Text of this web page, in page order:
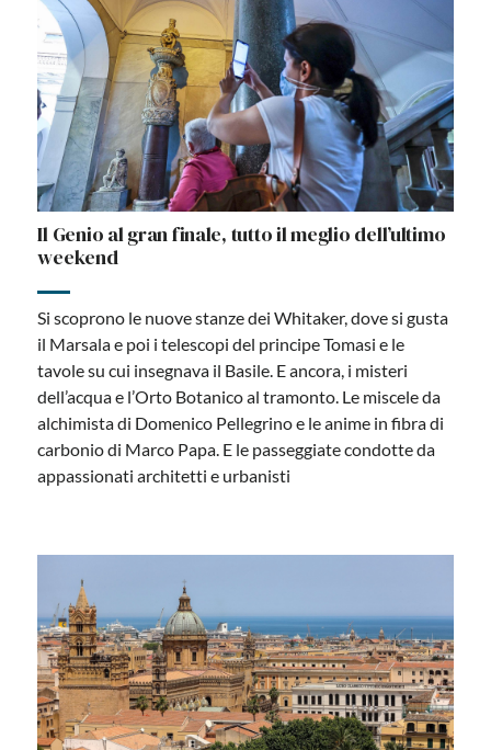
Il Genio al gran finale, tutto il meglio dell’ultimo
weekend
Si scoprono le nuove stanze dei Whitaker, dove si gusta
il Marsala e poi i telescopi del principe Tomasi e le
tavole su cui insegnava il Basile. E ancora, i misteri
dell’acqua e l’Orto Botanico al tramonto. Le miscele da
alchimista di Domenico Pellegrino e le anime in fibra di
carbonio di Marco Papa. E le passeggiate condotte da
appassionati architetti e urbanisti